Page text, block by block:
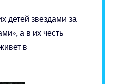
детей звездами за
а в их честь
в